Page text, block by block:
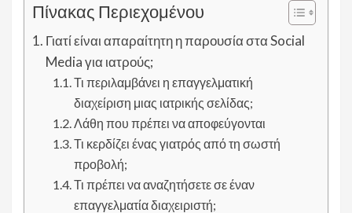
Πίνακας Περιεχομένου
Γιατί είναι απαραίτητη η παρουσία στα Social
Media για ιατρούς;
Τι περιλαμβάνει η επαγγελματική
διαχείριση μιας ιατρικής σελίδας;
Λάθη που πρέπει να αποφεύγονται
Τι κερδίζει ένας γιατρός από τη σωστή
προβολή;
Τι πρέπει να αναζητήσετε σε έναν
επαγγελματία διαχειριστή;